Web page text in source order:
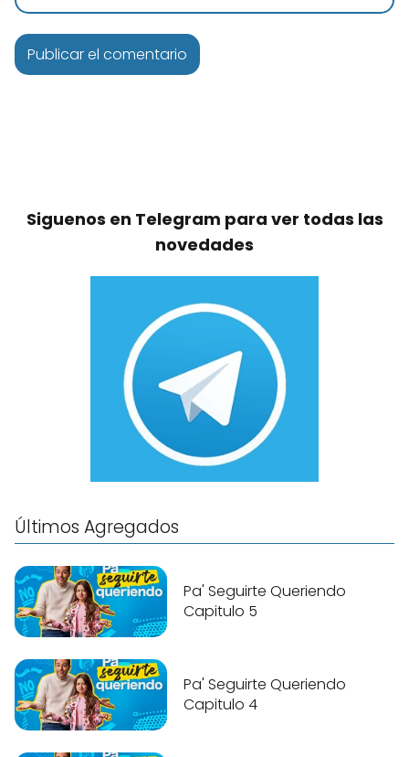
Siguenos en Telegram para ver todas las
novedades
Últimos Agregados
Pa' Seguirte Queriendo
Capitulo 5
Pa' Seguirte Queriendo
Capitulo 4